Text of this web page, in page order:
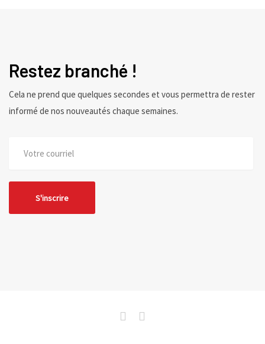
Restez branché !
Cela ne prend que quelques secondes et vous permettra de rester
informé de nos nouveautés chaque semaines.